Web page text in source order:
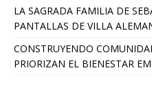
LA SAGRADA FAMILIA DE
PANTALLAS DE VILLA
CONSTRUYENDO
PRIORIZAN EL BIENESTAR